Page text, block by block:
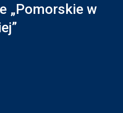
„Pomorskie w